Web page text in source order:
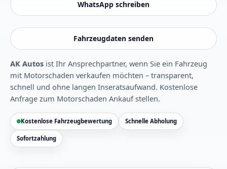
WhatsApp schreiben
Fahrzeugdaten senden
AK Autos ist Ihr Ansprechpartner, wenn Sie ein Fahrzeug
mit Motorschaden verkaufen möchten – transparent,
schnell und ohne langen Inseratsaufwand. Kostenlose
Anfrage zum Motorschaden Ankauf stellen.
Kostenlose Fahrzeugbewertung Schnelle Abholung
Sofortzahlung